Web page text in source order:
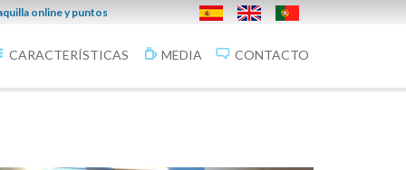
y puntos de venta en la provincia. 27/02/2019
CARACTERÍSTICAS MEDIA CONTACTO